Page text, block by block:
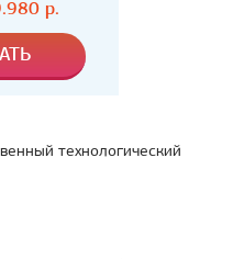
р.
технологический